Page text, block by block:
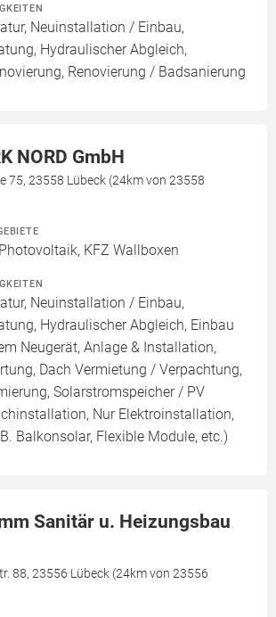
Neuinstallation / Einbau,
Hydraulischer Abgleich,
Renovierung / Badsanierung
NORD GmbH
75, 23558 Lübeck (24km von 23558
KFZ Wallboxen
Neuinstallation / Einbau,
Hydraulischer Abgleich, Einbau
Neugerät, Anlage & Installation,
Dach Vermietung / Verpachtung,
Solarstromspeicher / PV
Nur Elektroinstallation,
Balkonsolar, Flexible Module, etc.)
Sanitär u. Heizungsbau
88, 23556 Lübeck (24km von 23556